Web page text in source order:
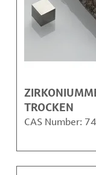
TROCKEN
CAS Number: